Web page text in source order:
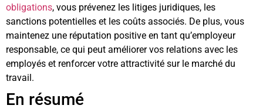
obligations, vous prévenez les litiges juridiques, les
sanctions potentielles et les coûts associés. De plus, vous
maintenez une réputation positive en tant qu’employeur
responsable, ce qui peut améliorer vos relations avec les
employés et renforcer votre attractivité sur le marché du
travail.
En résumé